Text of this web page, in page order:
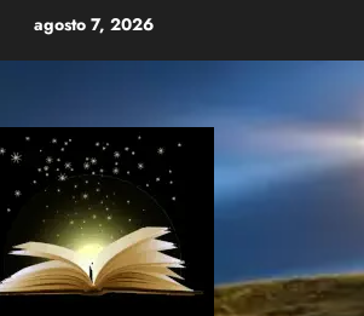
agosto 7, 2026